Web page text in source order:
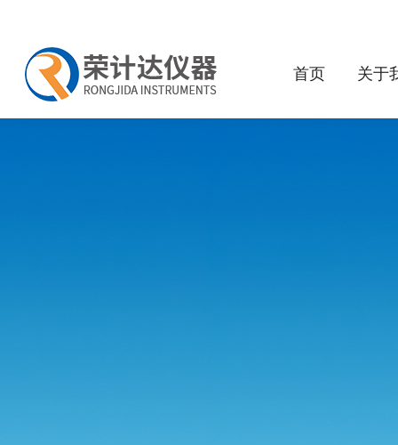
首页 关于